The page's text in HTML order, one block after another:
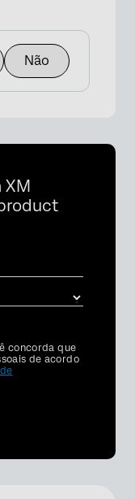
Não
XM
concorda que
de acordo